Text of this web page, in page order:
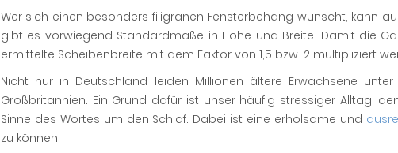
Wer sich einen besonders filigranen Fensterbehang wünscht, kann
gibt es vorwiegend Standardmaße in Höhe und Breite. Damit die
ermittelte Scheibenbreite mit dem Faktor von 1,5 bzw. 2 multipliziert
Nicht nur in Deutschland leiden Millionen ältere Erwachsene
Großbritannien. Ein Grund dafür ist unser häufig stressiger Alltag,
Sinne des Wortes um den Schlaf. Dabei ist eine erholsame und
zu können.